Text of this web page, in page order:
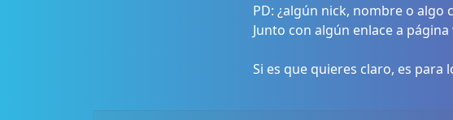
PD: ¿algún nick, nombre o
Junto con algún enlace a
Si es que quieres claro, es para